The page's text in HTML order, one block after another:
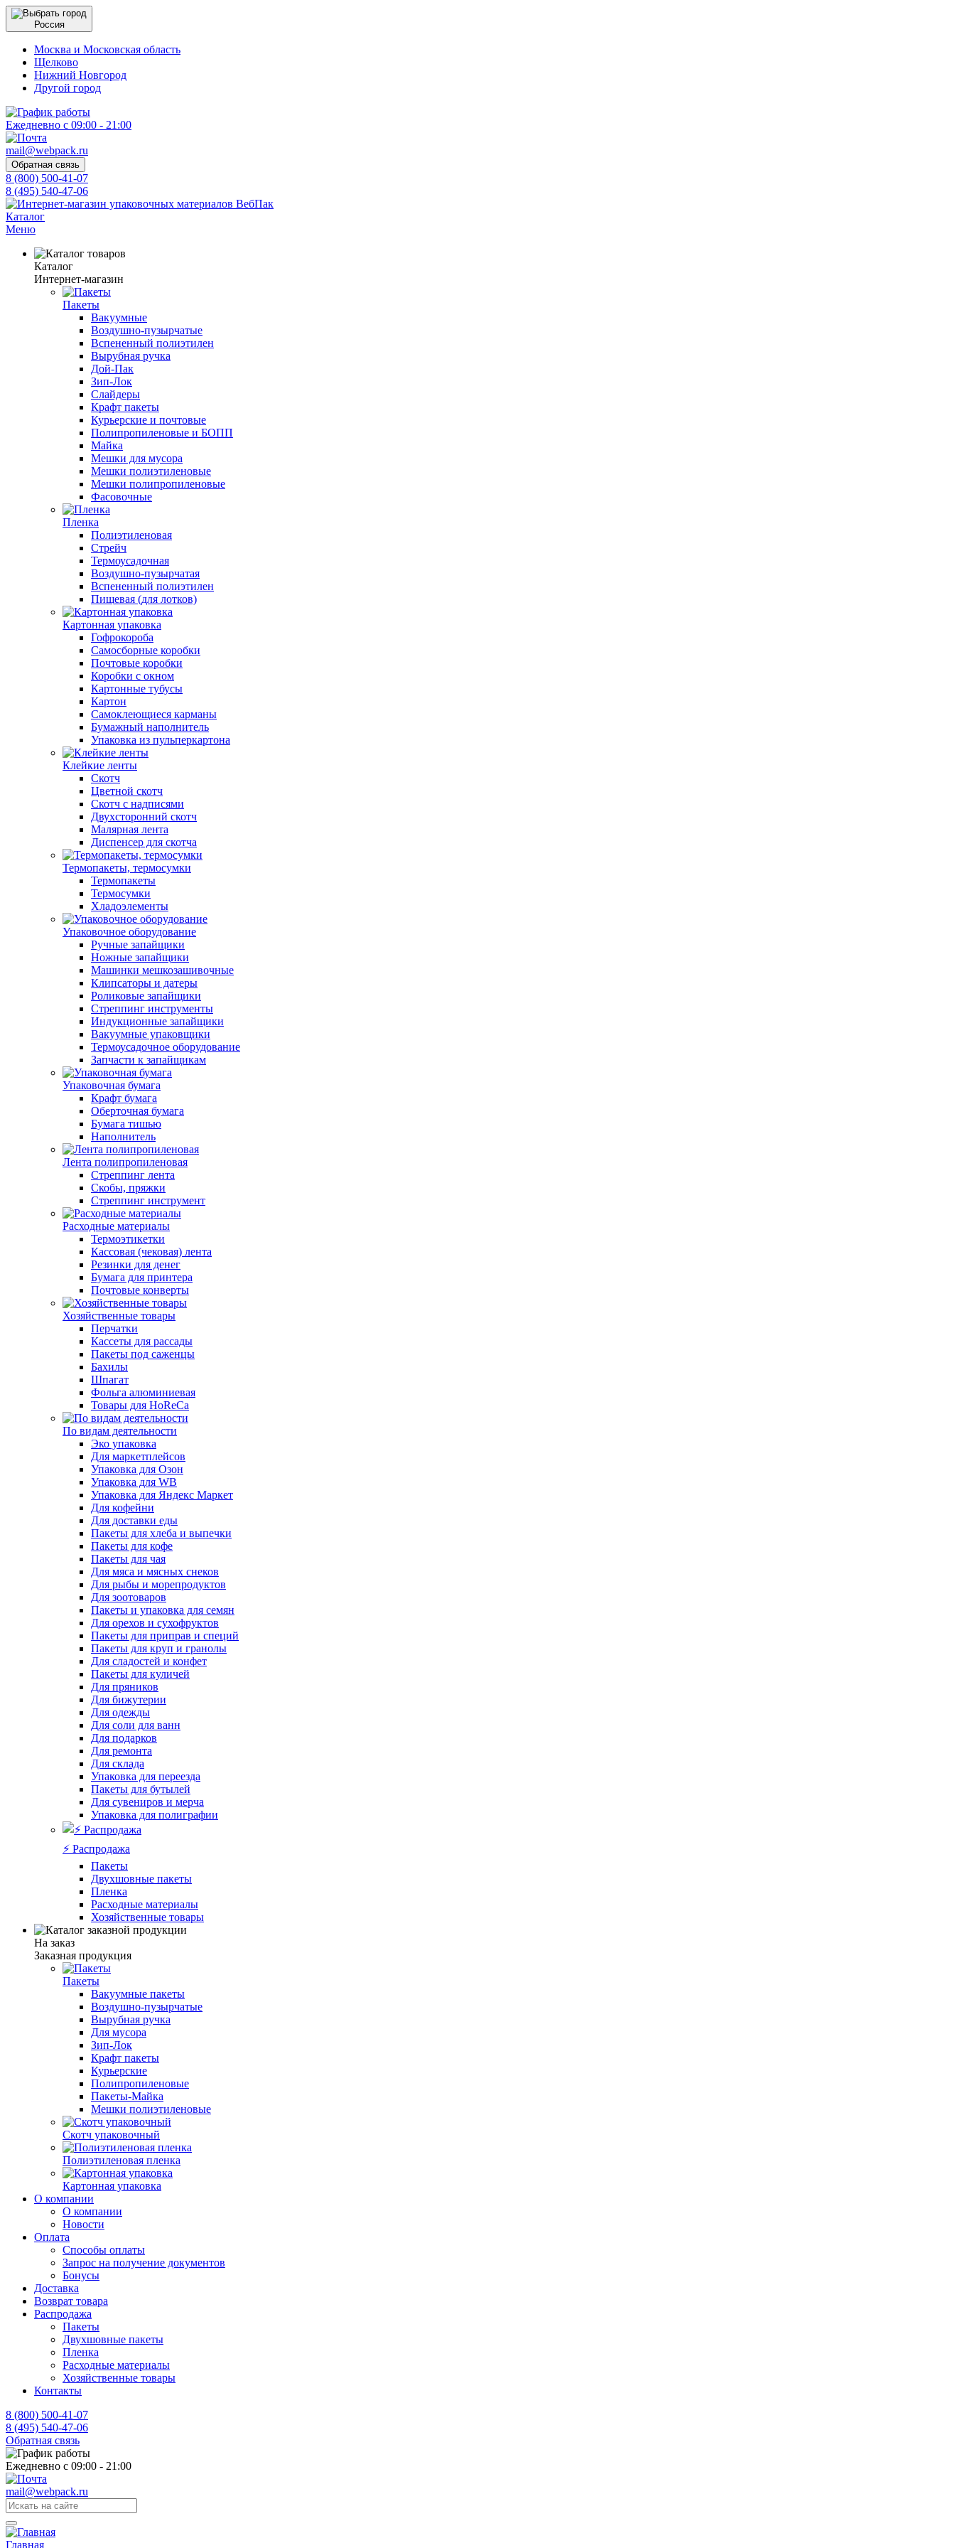
Россия
Москва и Московская область
Щелково
Нижний Новгород
Другой город
Ежедневно с 09:00 - 21:00
mail@webpack.ru
Обратная связь
8 (800) 500-41-07
8 (495) 540-47-06
Каталог
Меню
Каталог
Интернет-магазин
Пакеты
Вакуумные
Воздушно-пузырчатые
Вспененный полиэтилен
Вырубная ручка
Дой-Пак
Зип-Лок
Слайдеры
Крафт пакеты
Курьерские и почтовые
Полипропиленовые и БОПП
Майка
Мешки для мусора
Мешки полиэтиленовые
Мешки полипропиленовые
Фасовочные
Пленка
Полиэтиленовая
Стрейч
Термоусадочная
Воздушно-пузырчатая
Вспененный полиэтилен
Пищевая (для лотков)
Картонная упаковка
Гофрокороба
Самосборные коробки
Почтовые коробки
Коробки с окном
Картонные тубусы
Картон
Самоклеющиеся карманы
Бумажный наполнитель
Упаковка из пульперкартона
Клейкие ленты
Скотч
Цветной скотч
Скотч с надписями
Двухсторонний скотч
Малярная лента
Диспенсер для скотча
Термопакеты, термосумки
Термопакеты
Термосумки
Хладоэлементы
Упаковочное оборудование
Ручные запайщики
Ножные запайщики
Машинки мешкозашивочные
Клипсаторы и датеры
Роликовые запайщики
Стреппинг инструменты
Индукционные запайщики
Вакуумные упаковщики
Термоусадочное оборудование
Запчасти к запайщикам
Упаковочная бумага
Крафт бумага
Оберточная бумага
Бумага тишью
Наполнитель
Лента полипропиленовая
Стреппинг лента
Скобы, пряжки
Стреппинг инструмент
Расходные материалы
Термоэтикетки
Кассовая (чековая) лента
Резинки для денег
Бумага для принтера
Почтовые конверты
Хозяйственные товары
Перчатки
Кассеты для рассады
Пакеты под саженцы
Бахилы
Шпагат
Фольга алюминиевая
Товары для HoReCa
По видам деятельности
Эко упаковка
Для маркетплейсов
Упаковка для Озон
Упаковка для WB
Упаковка для Яндекс Маркет
Для кофейни
Для доставки еды
Пакеты для хлеба и выпечки
Пакеты для кофе
Пакеты для чая
Для мяса и мясных снеков
Для рыбы и морепродуктов
Для зоотоваров
Пакеты и упаковка для семян
Для орехов и сухофруктов
Пакеты для приправ и специй
Пакеты для круп и гранолы
Для сладостей и конфет
Пакеты для куличей
Для пряников
Для бижутерии
Для одежды
Для соли для ванн
Для подарков
Для ремонта
Для склада
Упаковка для переезда
Пакеты для бутылей
Для сувениров и мерча
Упаковка для полиграфии
⚡️ Распродажа
Пакеты
Двухшовные пакеты
Пленка
Расходные материалы
Хозяйственные товары
На заказ
Заказная продукция
Пакеты
Вакуумные пакеты
Воздушно-пузырчатые
Вырубная ручка
Для мусора
Зип-Лок
Крафт пакеты
Курьерские
Полипропиленовые
Пакеты-Майка
Мешки полиэтиленовые
Скотч упаковочный
Полиэтиленовая пленка
Картонная упаковка
О компании
О компании
Новости
Оплата
Способы оплаты
Запрос на получение документов
Бонусы
Доставка
Возврат товара
Распродажа
Пакеты
Двухшовные пакеты
Пленка
Расходные материалы
Хозяйственные товары
Контакты
8 (800) 500-41-07
8 (495) 540-47-06
Обратная связь
Ежедневно с 09:00 - 21:00
mail@webpack.ru
Главная